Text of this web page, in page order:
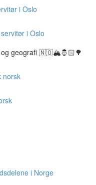
i Oslo
i Oslo
og geografi 🇳🇴🏔🤴🏻🌳
norsk
i Norge